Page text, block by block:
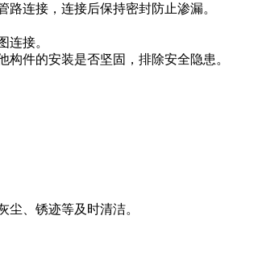
路连接，连接后保持密封防止渗漏。
图连接。
件的安装是否坚固，排除安全隐患。
、锈迹等及时清洁。